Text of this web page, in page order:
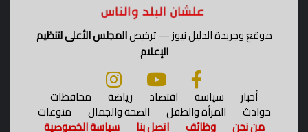
موقع وجريدة الدليل نيوز — ترخيصالمجلس الأعلى لتنظيم
الإعلام
أخبار سياسة اقتصاد رياضة محافظات
حوادث المرأة والطفل الصحة والجمال منوعات
من نحن وظائف اتصل بنا سياسة الخصوصية